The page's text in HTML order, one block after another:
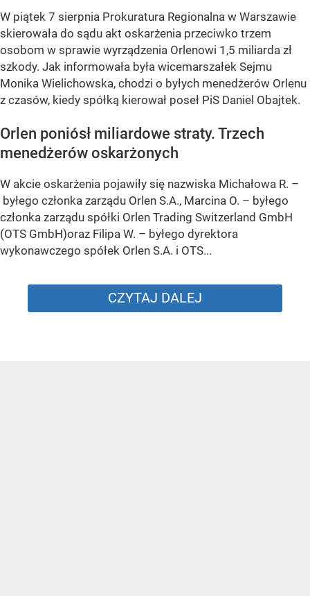
W piątek 7 sierpnia Prokuratura Regionalna w Warszawie
skierowała do sądu akt oskarżenia przeciwko trzem
osobom w sprawie wyrządzenia Orlenowi 1,5 miliarda zł
szkody. Jak informowała była wicemarszałek Sejmu
Monika Wielichowska, chodzi o byłych menedżerów Orlenu
z czasów, kiedy spółką kierował poseł PiS Daniel Obajtek.
Orlen poniósł miliardowe straty. Trzech
menedżerów oskarżonych
W akcie oskarżenia pojawiły się nazwiska Michałowa R. –
byłego członka zarządu Orlen S.A., Marcina O. – byłego
członka zarządu spółki Orlen Trading Switzerland GmbH
(OTS GmbH)oraz Filipa W. – byłego dyrektora
wykonawczego spółek Orlen S.A. i OTS...
CZYTAJ DALEJ